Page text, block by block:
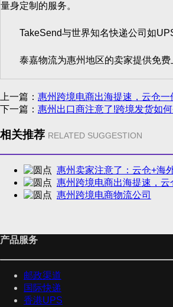
量身定制的服务。
TakeSend与世界知名快递公司如UPS
泰嘉物流为惠州地区的卖家提供免费
上一篇： 惠州跨境电商出海提速，云仓
下一篇： 惠州出口商注意了!跨境发货如
相关推荐 RELATED SUGGESTION
惠州卖家注意了：云仓+海
惠州跨境电商出海提速，
惠州跨境电商物流公司
产品服务
邮政渠道
国际快递
香港UPS